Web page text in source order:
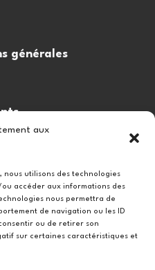
aux
utilisons des technologies
accéder aux informations des
nous permettra de
de navigation ou les ID
ou de retirer son
sur certaines caractéristiques et
générales